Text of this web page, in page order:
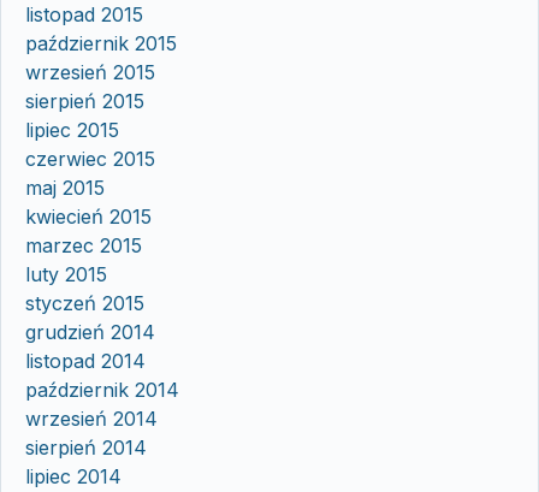
listopad 2015
październik 2015
wrzesień 2015
sierpień 2015
lipiec 2015
czerwiec 2015
maj 2015
kwiecień 2015
marzec 2015
luty 2015
styczeń 2015
grudzień 2014
listopad 2014
październik 2014
wrzesień 2014
sierpień 2014
lipiec 2014